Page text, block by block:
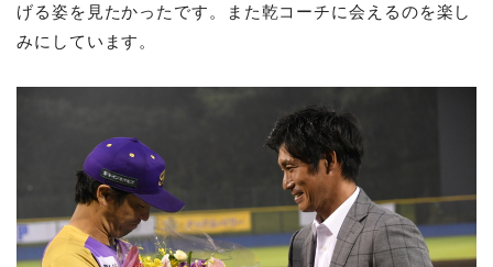
げる姿を見たかったです。また乾コーチに会えるのを楽し
みにしています。